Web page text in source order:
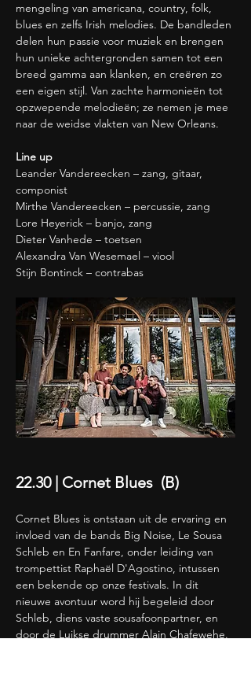
mengeling van americana, country, folk,
blues en zelfs Irish melodies. De bandleden
delen hun passie voor muziek en brengen
hun unieke achtergronden samen tot een
breed gamma aan klanken, en creëren zo
een eigen stijl. Van zachte harmonieën tot
opzwepende melodieën; ze nemen je mee
naar de weidse vlakten van New Orleans.
Line up
Leander Vandereecken – zang, gitaar,
componist
Mirthe Vandereecken – percussie, zang
Lore Heyerick – banjo, zang
Dieter Vanhede – toetsen
Alexandra Van Wesemael – viool
Stijn Bontinck – contrabas
22.30 | Cornet Blues  (B)
Cornet Blues is ontstaan ​​uit de ervaring en
invloed van de bands Big Noise, Le Sousa
Schleb en En Fanfare, onder leiding van
trompettist Raphaël D'Agostino, intussen
een bekende op onze festivals. In dit
nieuwe avontuur word hij begeleid door
Schleb, diens vaste sousafoonpartner, en
door de Luikse drummer Alain Chafewehe.